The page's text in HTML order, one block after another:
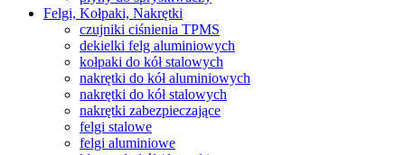
Felgi, Kołpaki, Nakrętki
czujniki ciśnienia TPMS
dekielki felg aluminiowych
kołpaki do kół stalowych
nakrętki do kół aluminiowych
nakrętki do kół stalowych
nakrętki zabezpieczające
felgi stalowe
felgi aluminiowe